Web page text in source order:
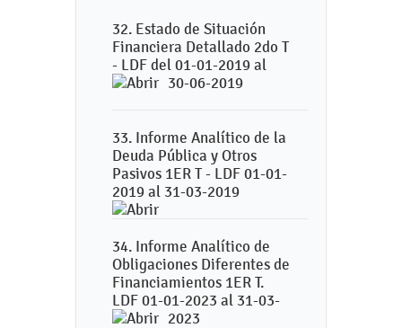
32. Estado de Situación
Financiera Detallado 2do T
- LDF del 01-01-2019 al
30-06-2019
33. Informe Analítico de la
Deuda Pública y Otros
Pasivos 1ER T - LDF 01-01-
2019 al 31-03-2019
34. Informe Analítico de
Obligaciones Diferentes de
Financiamientos 1ER T.
LDF 01-01-2023 al 31-03-
2023